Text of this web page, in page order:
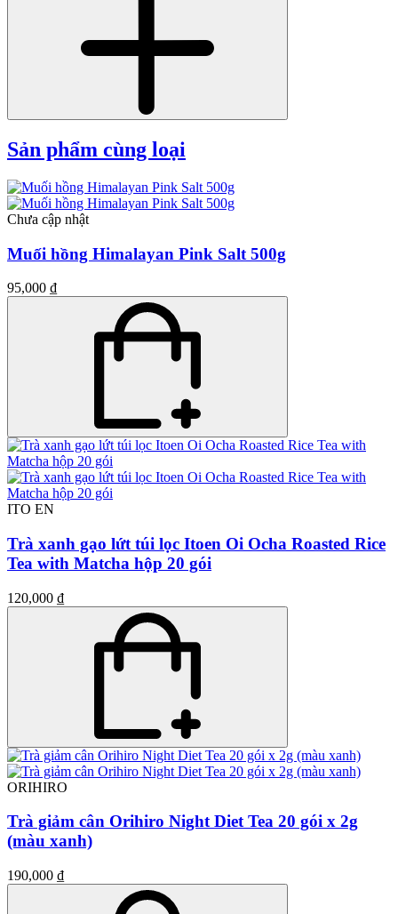
Sản phẩm cùng loại
Chưa cập nhật
Muối hồng Himalayan Pink Salt 500g
95,000 ₫
ITO EN
Trà xanh gạo lứt túi lọc Itoen Oi Ocha Roasted Rice
Tea with Matcha hộp 20 gói
120,000 ₫
ORIHIRO
Trà giảm cân Orihiro Night Diet Tea 20 gói x 2g
(màu xanh)
190,000 ₫